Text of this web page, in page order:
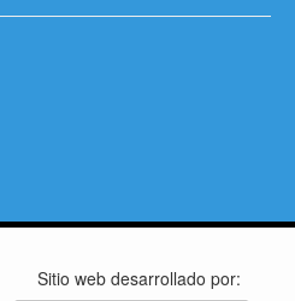
Sitio web desarrollado por: